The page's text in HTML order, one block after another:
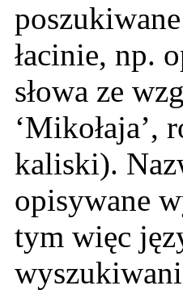
łacinie, np.
słowa ze
‘Mikołaja’,
kaliski).
opisywane
tym więc